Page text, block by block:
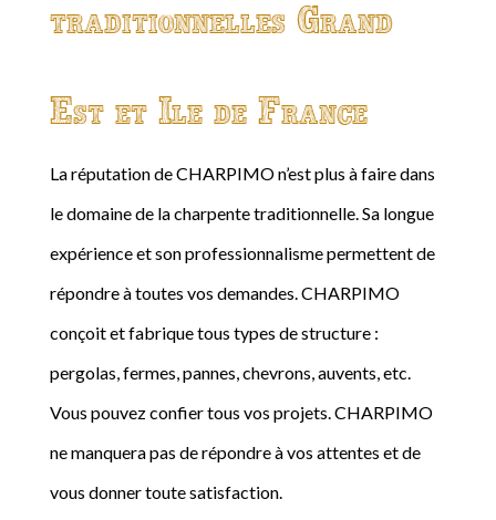
traditionnelles Grand
Est et Ile de France
La réputation de CHARPIMO n’est plus à faire dans
le domaine de la charpente traditionnelle. Sa longue
expérience et son professionnalisme permettent de
répondre à toutes vos demandes. CHARPIMO
conçoit et fabrique tous types de structure :
pergolas, fermes, pannes, chevrons, auvents, etc.
Vous pouvez confier tous vos projets. CHARPIMO
ne manquera pas de répondre à vos attentes et de
vous donner toute satisfaction.